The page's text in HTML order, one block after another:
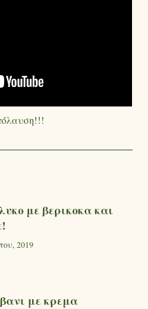
με βερικοκα και
2019
με κρεμα